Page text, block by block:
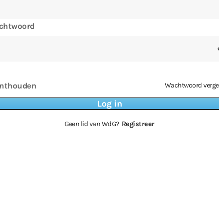
Wachtwoord
Geen lid van WdG? Registreer